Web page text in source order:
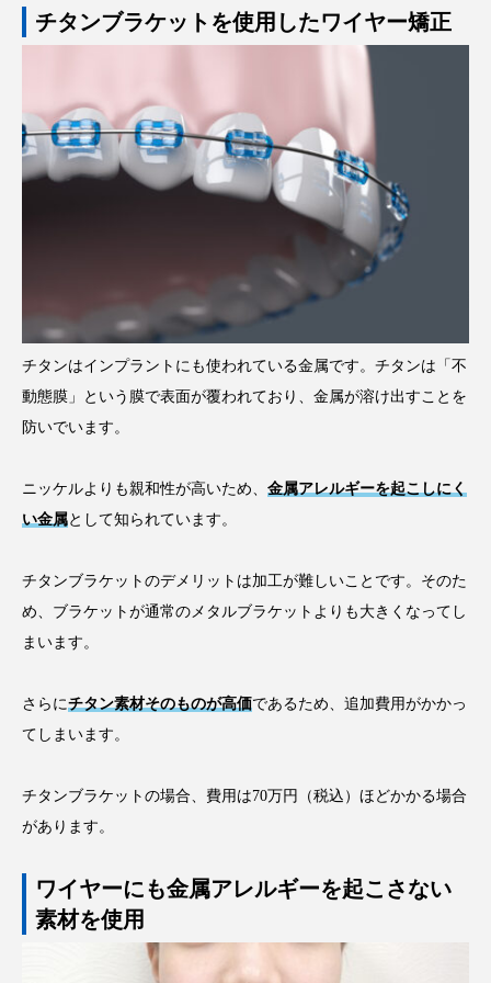
チタンブラケットを使用したワイヤー矯正
チタンはインプラントにも使われている金属です。チタンは「不
動態膜」という膜で表面が覆われており、金属が溶け出すことを
防いでいます。
ニッケルよりも親和性が高いため、 金属アレルギーを起こしにく
い金属として知られています。
チタンブラケットのデメリットは加工が難しいことです。そのた
め、ブラケットが通常のメタルブラケットよりも大きくなってし
まいます。
さらにチタン素材そのものが高価であるため、追加費用がかかっ
てしまいます。
チタンブラケットの場合、費用は70万円（税込）ほどかかる場合
があります。
ワイヤーにも金属アレルギーを起こさない
素材を使用